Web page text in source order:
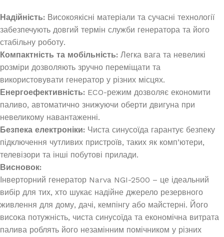
Надійність: Високоякісні матеріали та сучасні технології
забезпечують довгий термін служби генератора та його
стабільну роботу.
Компактність та мобільність: Легка вага та невеликі
розміри дозволяють зручно переміщати та
використовувати генератор у різних місцях.
Енергоефективність: ECO-режим дозволяє економити
паливо, автоматично знижуючи оберти двигуна при
невеликому навантаженні.
Безпека електроніки: Чиста синусоїда гарантує безпеку
підключення чутливих пристроїв, таких як комп’ютери,
телевізори та інші побутові прилади.
Висновок:
Інверторний генератор Narva NGI-2500 – це ідеальний
вибір для тих, хто шукає надійне джерело резервного
живлення для дому, дачі, кемпінгу або майстерні. Його
висока потужність, чиста синусоїда та економічна витрата
палива роблять його незамінним помічником у різних